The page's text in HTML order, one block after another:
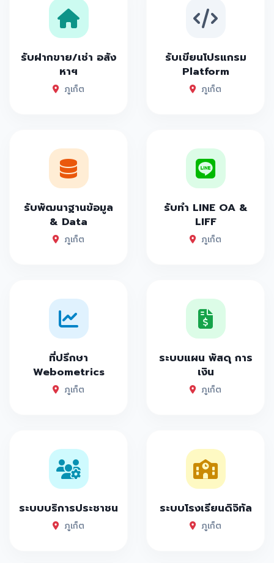
รับฝากขาย/เช่า อสัง
หาฯ
ภูเก็ต
รับเขียนโปรแกรม
Platform
ภูเก็ต
รับพัฒนาฐานข้อมูล
& Data
ภูเก็ต
รับทำ LINE OA &
LIFF
ภูเก็ต
ที่ปรึกษา
Webometrics
ภูเก็ต
ระบบแผน พัสดุ การ
เงิน
ภูเก็ต
ระบบบริการประชาชน
ภูเก็ต
ระบบโรงเรียนดิจิทัล
ภูเก็ต